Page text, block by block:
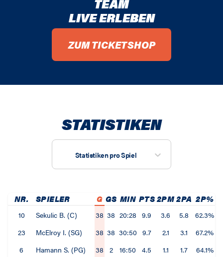
TEAM
LIVE ERLEBEN
ZUM TICKETSHOP
STATISTIKEN
Statistiken pro Spiel
NR. SPIELER G GS MIN PTS2PM2PA 2P%
10 Sekulic B. (C) 38 38 20:28 9.9 3.6 5.8 62.3%
23
McElroy I. (SG) 38 38 30:50 9.7 2.1 3.1
67.2%
6
Hamann S. (PG) 38 2 16:50 4.5 1.1 1.7 64.1%